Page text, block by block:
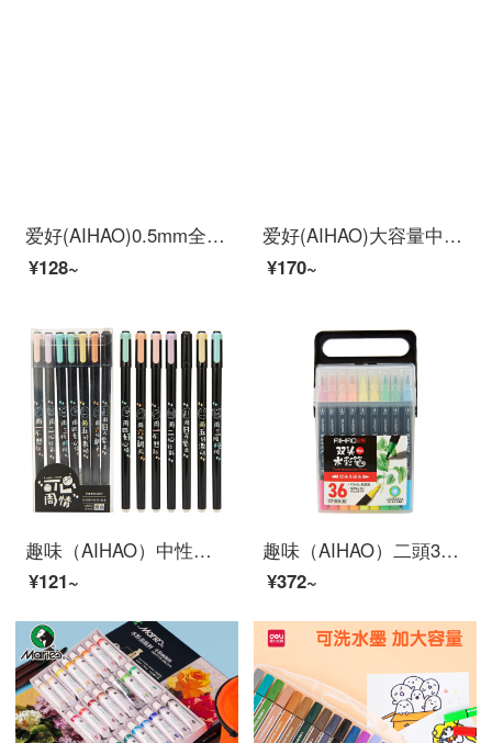
爱好(AIHAO)0.5mm全针管中性笔小清新可爱黑色水笔学生考试用笔12支装80481
¥128~
爱好(AIHAO)大容量中性笔0.5速干笔红色全针管速干直液式走珠笔碳素笔办公商务签字笔GP1580
¥170~
趣味（AIHAO）中性ペンをこすると0.5 mmの全針管黒が中性ペンを拭くことができます。
¥121~
趣味（AIHAO）二頭36色の水彩ペンセットソフトヘッド水洗画ブラシCP 600
¥372~